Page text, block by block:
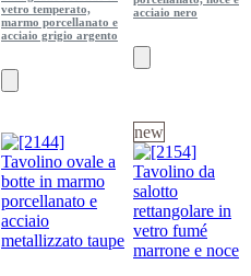
vetro temperato,
marmo porcellanato e
acciaio grigio argento
acciaio nero
new